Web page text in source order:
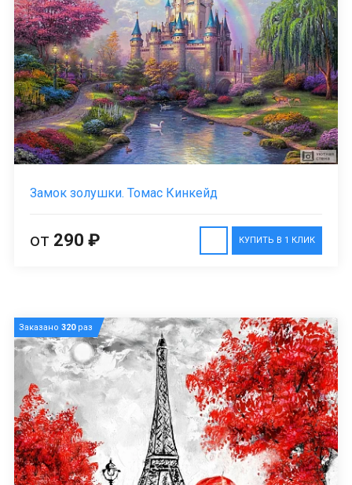
Замок золушки. Томас Кинкейд
КУПИТЬ В 1 КЛИК
от 290 ₽
Заказано 320раз